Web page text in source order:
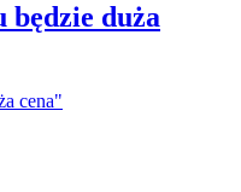
będzie duża